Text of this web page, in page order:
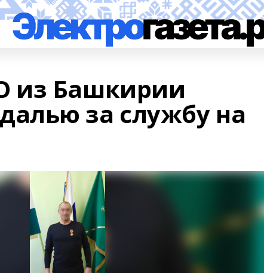
из Башкирии
за службу на